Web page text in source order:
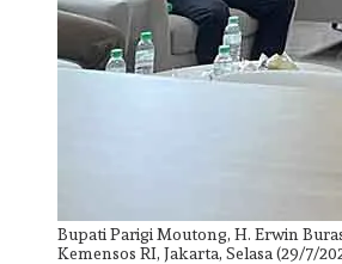
Bupati Parigi Moutong, H. Erwin
Kemensos RI, Jakarta, Selasa (29/7/